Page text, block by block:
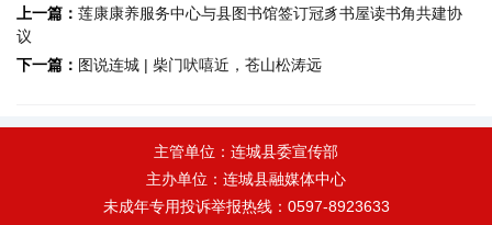
上一篇： 莲康康养服务中心与县图书馆签订冠豸书屋读书角共建协
议
下一篇： 图说连城 | 柴门吠嘻近，苍山松涛远
主管单位：连城县委宣传部
主办单位：连城县融媒体中心
未成年专用投诉举报热线：0597-8923633